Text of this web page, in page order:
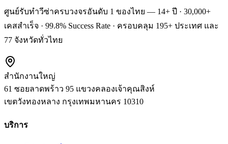
ศูนย์รับทำวีซ่าครบวงจรอันดับ 1 ของไทย — 14+ ปี · 30,000+
เคสสำเร็จ · 99.8% Success Rate · ครอบคลุม 195+ ประเทศ และ
77 จังหวัดทั่วไทย
สำนักงานใหญ่
61 ซอยลาดพร้าว 95 แขวงคลองเจ้าคุณสิงห์
เขตวังทองหลาง กรุงเทพมหานคร 10310
บริการ